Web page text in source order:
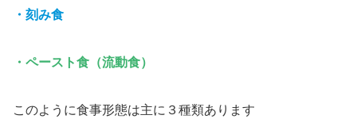
・刻み食
・ペースト食（流動食）
このように食事形態は主に３種類あります